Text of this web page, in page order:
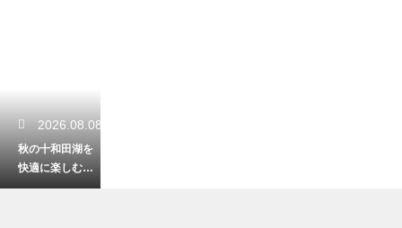
2026.08.08
秋の十和田湖を
快適に楽しむ！
気温に合わせた